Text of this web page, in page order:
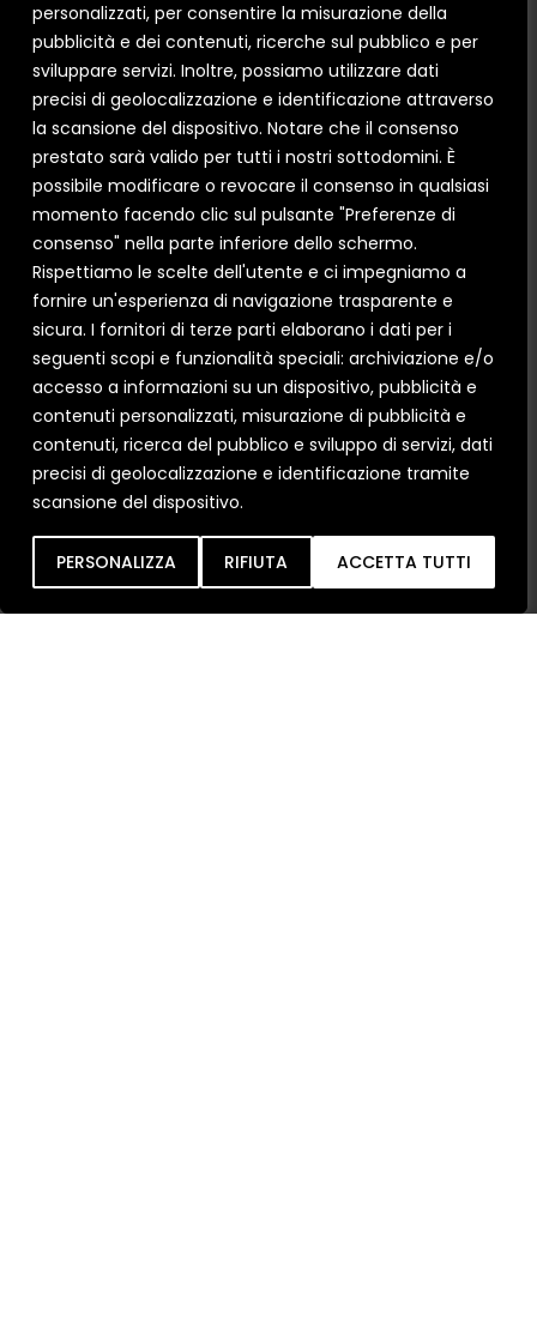
personalizzati, per consentire la misurazione della
pubblicità e dei contenuti, ricerche sul pubblico e per
sviluppare servizi. Inoltre, possiamo utilizzare dati
precisi di geolocalizzazione e identificazione attraverso
la scansione del dispositivo. Notare che il consenso
prestato sarà valido per tutti i nostri sottodomini. È
possibile modificare o revocare il consenso in qualsiasi
momento facendo clic sul pulsante "Preferenze di
consenso" nella parte inferiore dello schermo.
Rispettiamo le scelte dell'utente e ci impegniamo a
fornire un'esperienza di navigazione trasparente e
sicura. I fornitori di terze parti elaborano i dati per i
seguenti scopi e funzionalità speciali: archiviazione e/o
accesso a informazioni su un dispositivo, pubblicità e
contenuti personalizzati, misurazione di pubblicità e
contenuti, ricerca del pubblico e sviluppo di servizi, dati
precisi di geolocalizzazione e identificazione tramite
scansione del dispositivo.
PERSONALIZZA RIFIUTA ACCETTA TUTTI
Ho letto e
compreso le condizioni
sullaPrivacy Policy.
InobIA